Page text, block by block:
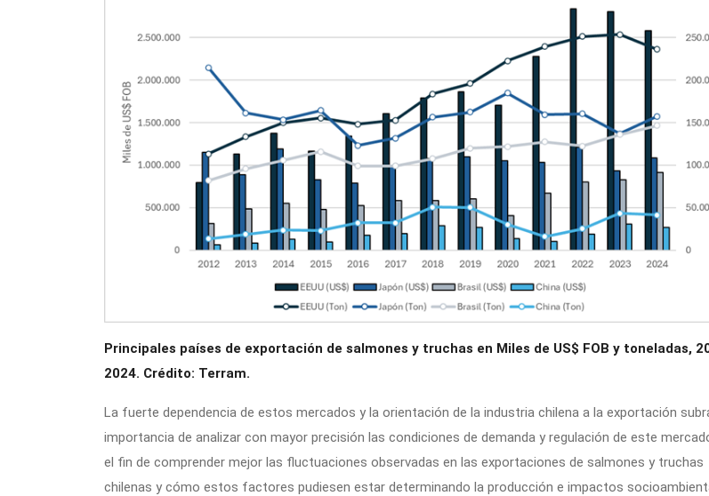
Principales países de exportación de salmones y truchas en Miles de US$ FOB y toneladas,
2024. Crédito: Terram.
La fuerte dependencia de estos mercados y la orientación de la industria chilena a la exportación
importancia de analizar con mayor precisión las condiciones de demanda y regulación de este
el fin de comprender mejor las fluctuaciones observadas en las exportaciones de salmones y truchas
chilenas y cómo estos factores pudiesen estar determinando la producción e impactos